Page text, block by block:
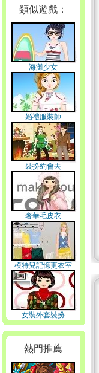
類似遊戲：
海灘少女
婚禮服裝師
裝扮約會去
奢華毛皮衣
模特兒記憶更衣室
女裝外套裝扮
熱門推薦